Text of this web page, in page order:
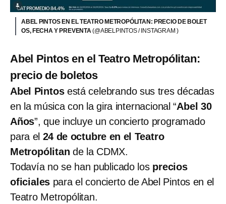
ABEL PINTOS EN EL TEATRO METROPÓLITAN: PRECIO DE BOLET
OS, FECHA Y PREVENTA(@ABELPINTOS / INSTAGRAM )
Abel Pintos en el Teatro Metropólitan:
precio de boletos
Abel Pintosestá celebrando sus tres décadas
en la música con la gira internacional “Abel 30
Años”, que incluye un concierto programado
para el 24 de octubre en el Teatro
Metropólitan de la CDMX.
Todavía no se han publicado los precios
oficiales para el concierto de Abel Pintos en el
Teatro Metropólitan.